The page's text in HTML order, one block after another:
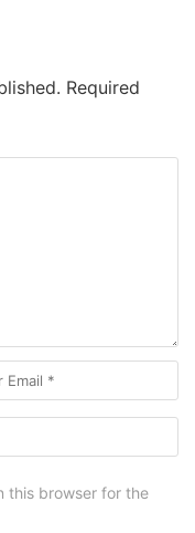
Required
this browser for the